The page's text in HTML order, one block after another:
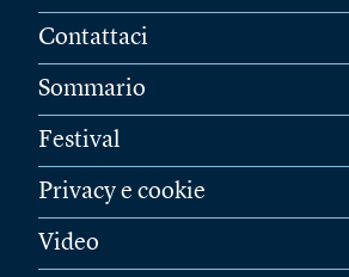
Contattaci
Sommario
Festival
Privacy e cookie
Video